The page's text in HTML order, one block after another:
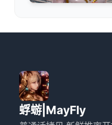
蜉蝣|MayFly